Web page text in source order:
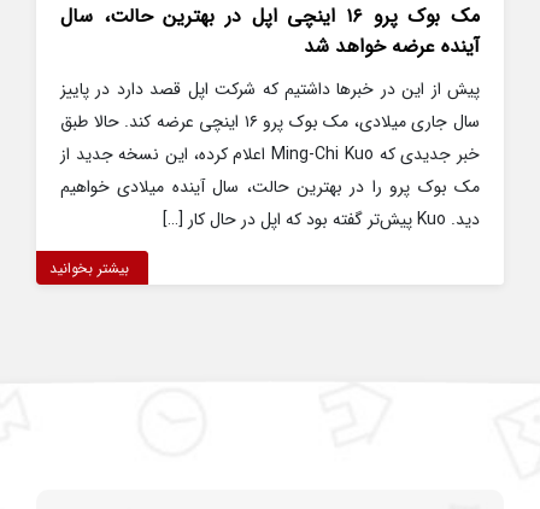
مک بوک پرو ۱۶ اینچی اپل در بهترین حالت، سال
آینده عرضه خواهد شد
پیش از این در خبرها داشتیم که شرکت اپل قصد دارد در پاییز
سال جاری میلادی، مک بوک پرو ۱۶ اینچی عرضه کند. حالا طبق
خبر جدیدی که Ming-Chi Kuo اعلام کرده، این نسخه جدید از
مک بوک پرو را در بهترین حالت، سال آینده میلادی خواهیم
دید. Kuo پیش‌تر گفته بود که اپل در حال کار […]
بیشتر بخوانید